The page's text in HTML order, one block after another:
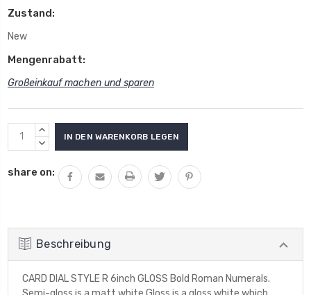
Zustand:
New
Mengenrabatt:
Großeinkauf machen und sparen
Aktueller
Lagerbestand:
MENGE
VON
ERHÖHEN
MENGE
UNDEFINED
VERRINGERN
share on:
Beschreibung
CARD DIAL STYLE R 6inch GLOSS Bold Roman Numerals.